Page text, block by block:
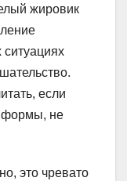
жировик
если
формы, не
это чревато